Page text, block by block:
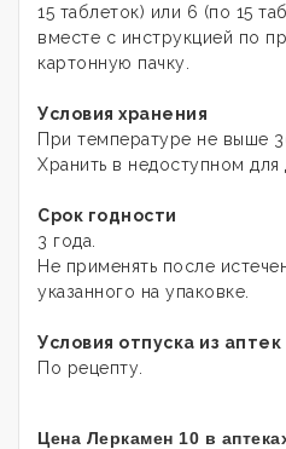
15 таблеток) или 6 (по 15
вместе с инструкцией по
картонную пачку.
Условия хранения
При температуре не выше
Хранить в недоступном для
Срок годности
3 года.
Не применять после
указанного на упаковке.
Условия отпуска из аптек
По рецепту.
Цена Леркамен 10 в